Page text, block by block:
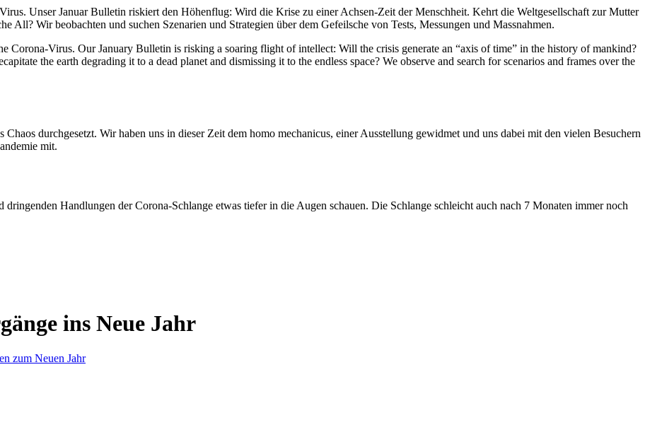
Unser Januar Bulletin riskiert den Höhenflug: Wird die Krise zu einer Achsen-Zeit der Menschheit. Kehrt die Weltgesellschaft zur Mutter
All? Wir beobachten und suchen Szenarien und Strategien über dem Gefeilsche von Tests, Messungen und Massnahmen.
Corona-Virus. Our January Bulletin is risking a soaring flight of intellect: Will the crisis generate an “axis of time” in the history of mankind?
the earth degrading it to a dead planet and dismissing it to the endless space? We observe and search for scenarios and frames over the
durchgesetzt. Wir haben uns in dieser Zeit dem homo mechanicus, einer Ausstellung gewidmet und uns dabei mit den vielen Besuchern
mit.
Handlungen der Corona-Schlange etwas tiefer in die Augen schauen. Die Schlange schleicht auch nach 7 Monaten immer noch
ins Neue Jahr
zum Neuen Jahr